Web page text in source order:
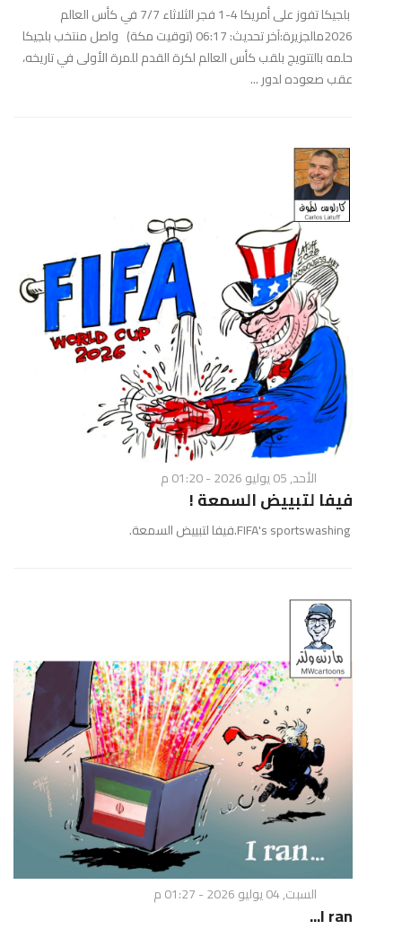
بلجيكا تفوز على أمريكا 4-1 فجر الثلاثاء 7/7 في كأس العالم
2026مالجزيرة:آخر تحديث: 06:17 (توقيت مكة) واصل منتخب بلجيكا
حلمه بالتتويج بلقب كأس العالم لكرة القدم للمرة الأولى في تاريخه،
عقب صعوده لدور ...
الأحد, 05 يوليو 2026 - 01:20 م
فيفا لتبييض السمعة !
السبت, 04 يوليو 2026 - 01:27 م
I ran...